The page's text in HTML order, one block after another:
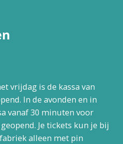
vrijdag is de kassa van
In de avonden en in
vanaf 30 minuten voor
Je tickets kun je bij
alleen met pin